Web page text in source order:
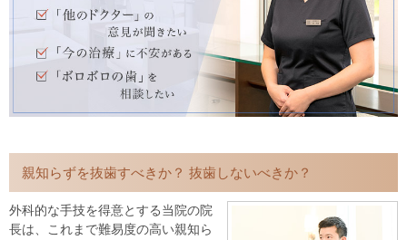
親知らずを抜歯すべきか？ 抜歯しないべきか？
外科的な手技を得意とする当院の院
長は、これまで難易度の高い親知ら